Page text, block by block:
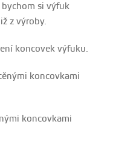
si výfuk
z výroby.
koncovek výfuku.
koncovkami
koncovkami